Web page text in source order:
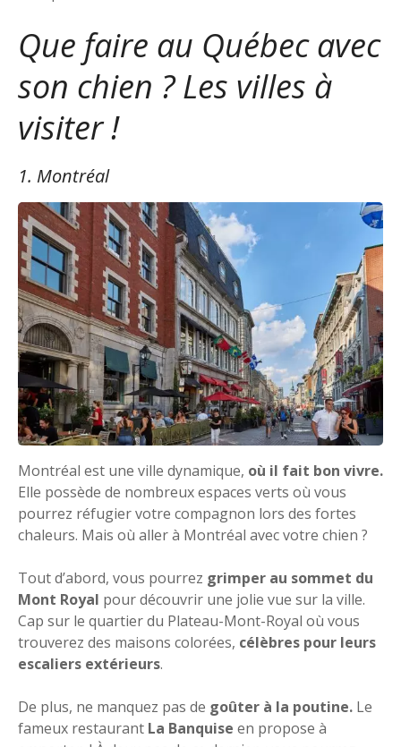
Que faire au Québec avec
son chien ? Les villes à
visiter !
1. Montréal
Montréal est une ville dynamique, où il fait bon vivre.
Elle possède de nombreux espaces verts où vous
pourrez réfugier votre compagnon lors des fortes
chaleurs. Mais où aller à Montréal avec votre chien ?
Tout d’abord, vous pourrez grimper au sommet du
Mont Royal pour découvrir une jolie vue sur la ville.
Cap sur le quartier du Plateau-Mont-Royal où vous
trouverez des maisons colorées, célèbres pour leurs
escaliers extérieurs.
De plus, ne manquez pas de goûter à la poutine. Le
fameux restaurant La Banquise en propose à